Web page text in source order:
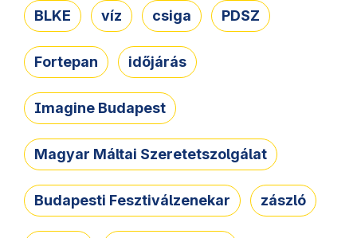
BLKE víz csiga PDSZ
Fortepan időjárás
Imagine Budapest
Magyar Máltai Szeretetszolgálat
Budapesti Fesztiválzenekar zászló